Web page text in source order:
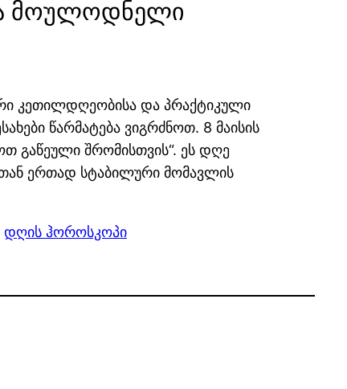
მოულოდნელი
კეთილდღეობისა და პრაქტიკული
წარმატება ვიგრძნოთ. 8 მაისის
გაწეული შრომისთვის“. ეს დღე
ერთად სტაბილური მომავლის
დღის ჰოროსკოპი